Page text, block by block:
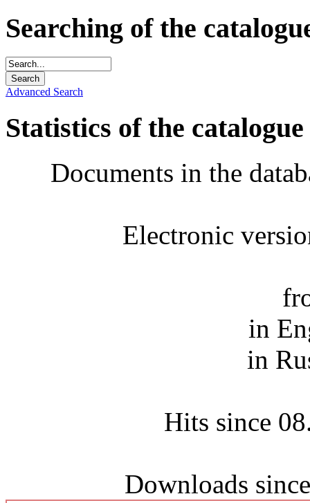
Searching of the
Advanced Search
Statistics of the catalogue
Documents in the
Electronic
in
in
Hits since
Downloads